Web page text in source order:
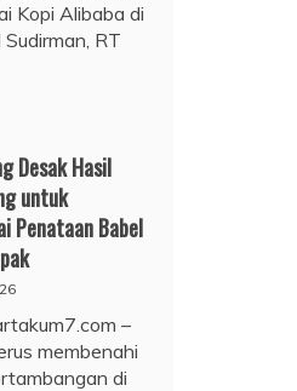
Kopi Alibaba di
Sudirman, RT
Desak Hasil
untuk
Penataan Babel
–
membenahi
di